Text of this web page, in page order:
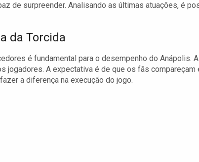
de surpreender. Analisando as últimas atuações, é
da Torcida
é fundamental para o desempenho do Anápolis.
jogadores. A expectativa é de que os fãs compareçam
a diferença na execução do jogo.